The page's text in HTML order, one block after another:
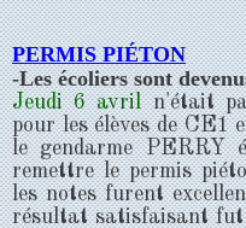
PERMIS PIÉTON
-Les écoliers sont
Jeudi 6 avriln'était
pour les élèves de CE1
le gendarme PERRY
remettre le permis
les notes furent
résultat satisfaisant fut